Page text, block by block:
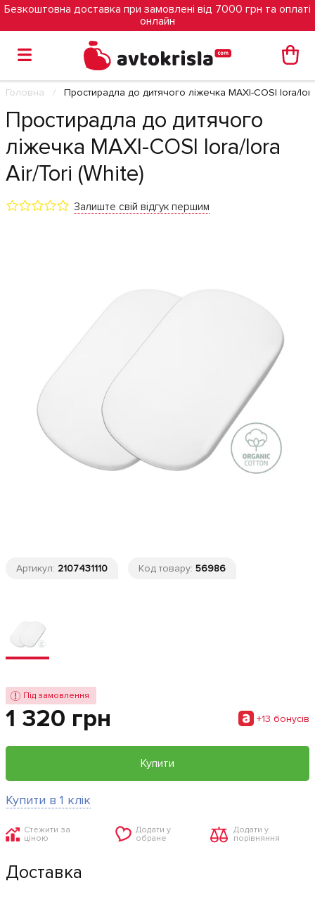
Безкоштовна доставка при замовлені від 7000 грн та оплаті
онлайн
Головна Простирадла до дитячого ліжечка MAXI-COSI Iora/
Простирадла до дитячого
ліжечка MAXI-COSI Iora/Iora
Air/Tori (White)
Залиште свій відгук першим
Артикул: 2107431110 Код товару: 56986
Під замовлення
1 320 грн +13 бонусiв
Купити
Купити в 1 клік
Стежити за
ціною
Додати у
обране
Додати у
порівняння
Доставка